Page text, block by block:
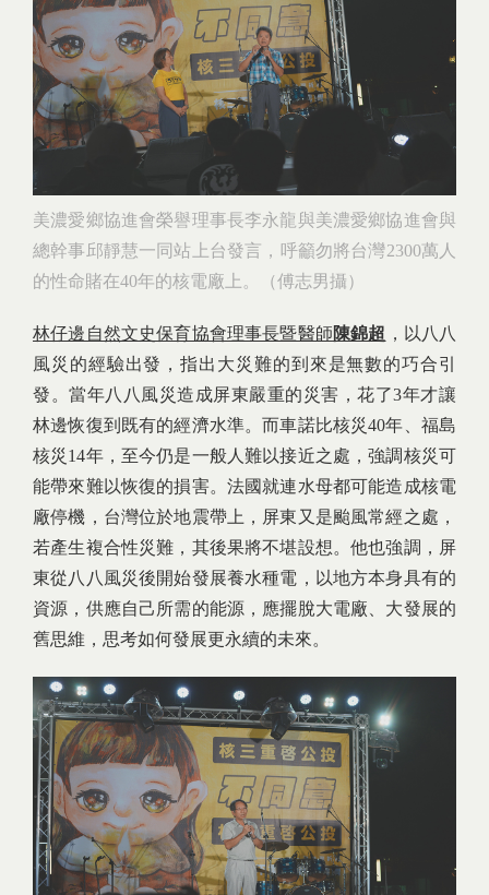
美濃愛鄉協進會榮譽理事長李永龍與美濃愛鄉協進會與
總幹事邱靜慧一同站上台發言，呼籲勿將台灣2300萬人
的性命賭在40年的核電廠上。（傅志男攝）
林仔邊自然文史保育協會理事長暨醫師陳錦超 ，以八八
風災的經驗出發，指出大災難的到來是無數的巧合引
發。當年八八風災造成屏東嚴重的災害，花了3年才讓
林邊恢復到既有的經濟水準。而車諾比核災40年、福島
核災14年，至今仍是一般人難以接近之處，強調核災可
能帶來難以恢復的損害。法國就連水母都可能造成核電
廠停機，台灣位於地震帶上，屏東又是颱風常經之處，
若產生複合性災難，其後果將不堪設想。他也強調，屏
東從八八風災後開始發展養水種電，以地方本身具有的
資源，供應自己所需的能源，應擺脫大電廠、大發展的
舊思維，思考如何發展更永續的未來。